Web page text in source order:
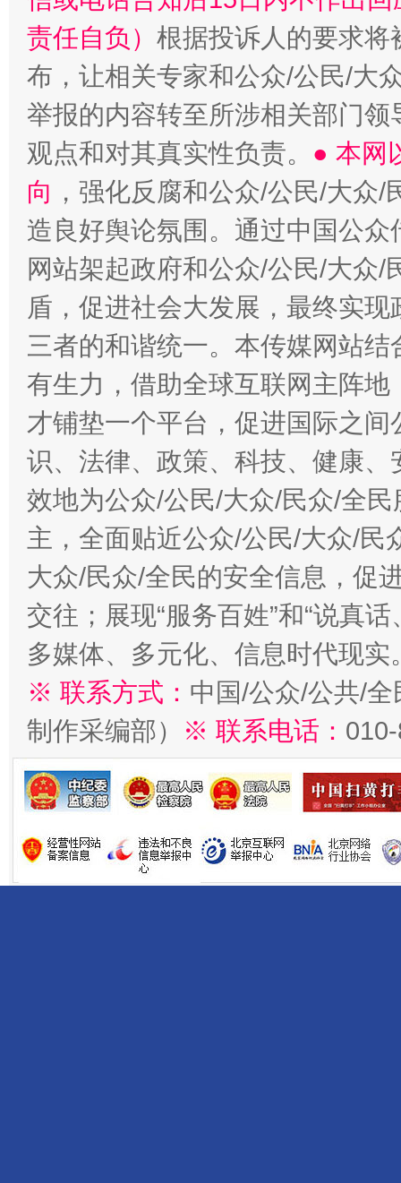
责任自负） 根据投诉人的要求将
布，让相关专家和公众/公民/大
举报的内容转至所涉相关部门
观点和对其真实性负责。 ● 本网
向 ，强化反腐和公众/公民/大众
造良好舆论氛围。通过中国公
网站架起政府和公众/公民/大众
盾，促进社会大发展，最终实
三者的和谐统一。本传媒网站
有生力，借助全球互联网主阵
才铺垫一个平台，促进国际之
识、法律、政策、科技、健康
效地为公众/公民/大众/民众/全
主，全面贴近公众/公民/大众/民
大众/民众/全民的安全信息，促
交往；展现“服务百姓”和“说真
多媒体、多元化、信息时代现实
※ 联系方式： 中国/公众/公共/
制作采编部）
※ 联系电话：